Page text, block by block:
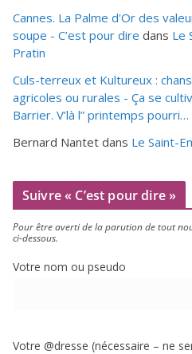
Cannes. La Palme d'Or des
soupe - C’est pour dire dans Le
Pratin
Culs-terreux et Kultureux :
agricoles ou rurales - Ça se
Barrier. V’là l” printemps pourri…
Bernard Nantet dans Le Saint-
Suivre « C’est pour dire »
Pour être aver­ti de la paru­tion de tout
ci-dessous.
Votre nom ou pseudo
Votre @dresse (néces­saire – ne